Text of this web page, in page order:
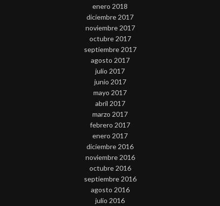
enero 2018
diciembre 2017
noviembre 2017
octubre 2017
septiembre 2017
agosto 2017
julio 2017
junio 2017
mayo 2017
abril 2017
marzo 2017
febrero 2017
enero 2017
diciembre 2016
noviembre 2016
octubre 2016
septiembre 2016
agosto 2016
julio 2016